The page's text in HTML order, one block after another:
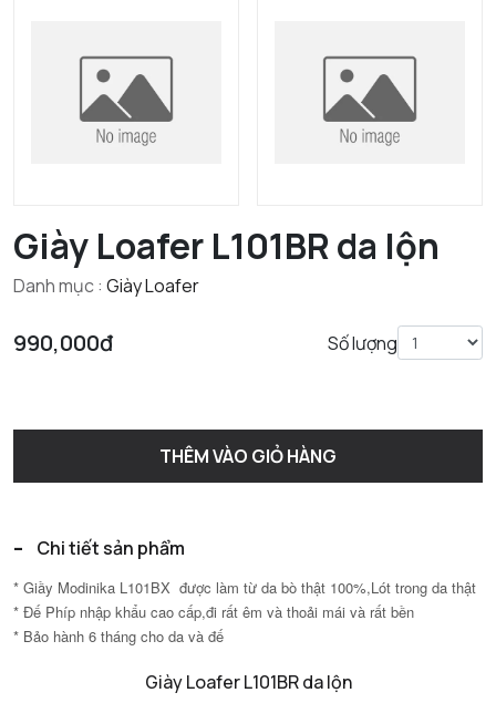
Giày Loafer L101BR da lộn
Danh mục : Giày Loafer
990,000đ Số lượng
THÊM VÀO GIỎ HÀNG
- Chi tiết sản phẩm
* Giầy Modinika L101BX được làm từ da bò thật 100%,Lót trong da thật
* Đế Phíp nhập khẩu cao cấp,đi rất êm và thoải mái và rất bền
* Bảo hành 6 tháng cho da và đế
Giày Loafer L101BR da lộn